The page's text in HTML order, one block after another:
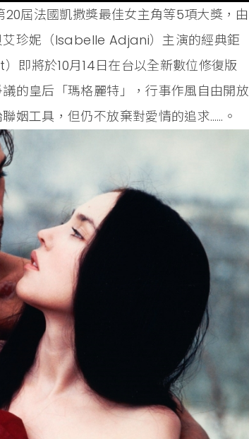
屆法國凱撒獎最佳女主角等5項大獎，由
珍妮（Isabelle Adjani）主演的經典鉅
即將於10月14日在台以全新數位修復版
的皇后「瑪格麗特」，行事作風自由開放
姻工具，但仍不放棄對愛情的追求……。